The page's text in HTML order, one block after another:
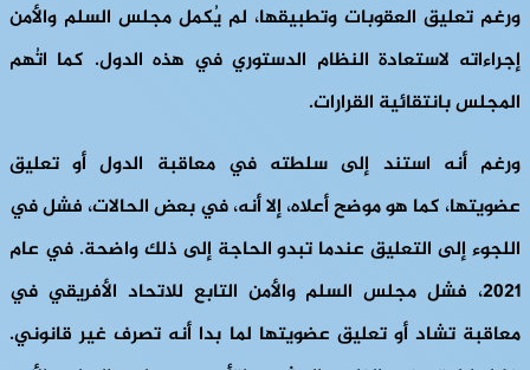
ورغم تعليق العقوبات وتطبيقها، لم يُكمل مجلس السلم والأمن
إجراءاته لاستعادة النظام الدستوري في هذه الدول. كما اتُهم
المجلس بانتقائية القرارات.
ورغم أنه استند إلى سلطته في معاقبة الدول أو تعليق
عضويتها، كما هو موضح أعلاه، إلا أنه، في بعض الحالات، فشل في
اللجوء إلى التعليق عندما تبدو الحاجة إلى ذلك واضحة. في عام
2021، فشل مجلس السلم والأمن التابع للاتحاد الأفريقي في
معاقبة تشاد أو تعليق عضويتها لما بدا أنه تصرف غير قانوني.